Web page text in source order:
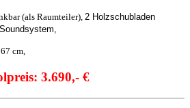
(als Raumteiler), 2 Holzschubladen
cm,
3.690,- €